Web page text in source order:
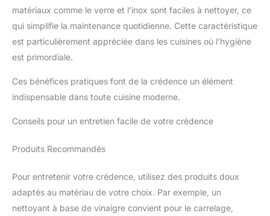
matériaux comme le verre et l’inox sont faciles à nettoyer, ce
qui simplifie la maintenance quotidienne. Cette caractéristique
est particulièrement appréciée dans les cuisines où l’hygiène
est primordiale.
Ces bénéfices pratiques font de la crédence un élément
indispensable dans toute cuisine moderne.
Conseils pour un entretien facile de votre crédence
Produits Recommandés
Pour entretenir votre crédence, utilisez des produits doux
adaptés au matériau de votre choix. Par exemple, un
nettoyant à base de vinaigre convient pour le carrelage,